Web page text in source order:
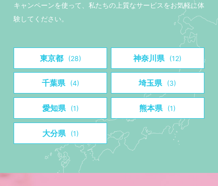
キャンペーンを使って、私たちの上質なサービスをお気軽に体
験してください。
東京都 (28) 神奈川県 (12)
千葉県 (4) 埼玉県 (3)
愛知県 (1) 熊本県 (1)
大分県 (1)